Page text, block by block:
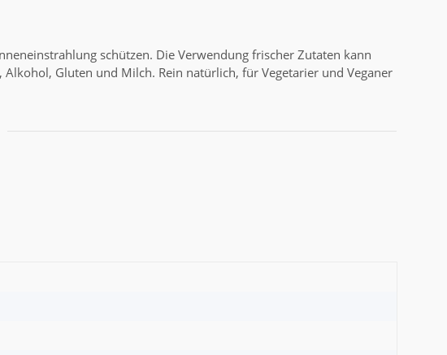
schützen. Die Verwendung frischer Zutaten kann
Gluten und Milch. Rein natürlich, für Vegetarier und Veganer